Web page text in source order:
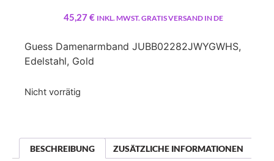
45,27€ INKL. MWST. GRATIS VERSAND IN DE
Guess Damenarmband JUBB02282JWYGWHS,
Edelstahl, Gold
Nicht vorrätig
BESCHREIBUNG ZUSÄTZLICHE INFORMATIONEN